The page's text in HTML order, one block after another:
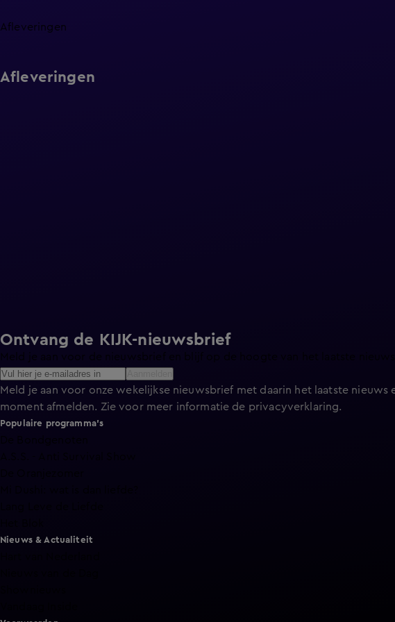
Afleveringen
Afleveringen
Ontvang de KIJK-nieuwsbrief
Meld je aan voor de nieuwsbrief en blijf op de hoogte van het laatste nieuws
Meld je aan voor onze wekelijkse nieuwsbrief met daarin het laatste
moment afmelden. Zie voor meer informatie de privacyverklaring.
Populaire programma's
Nieuws & Actualiteit